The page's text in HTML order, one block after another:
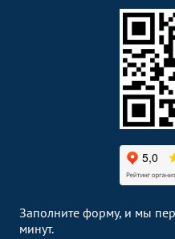
Заполните форму, и мы
минут.